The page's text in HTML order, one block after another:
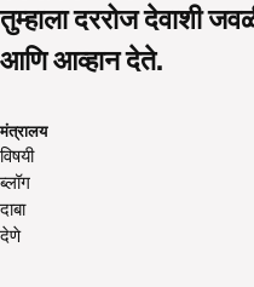
तुम्हाला दररोज देवाशी
आणि आव्हान देते.
मंत्रालय
विषयी
ब्लॉग
दाबा
देणे